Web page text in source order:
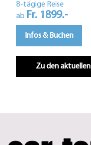
8-tägige Reise
ab Fr. 1899.-
Infos & Buchen
Zu den